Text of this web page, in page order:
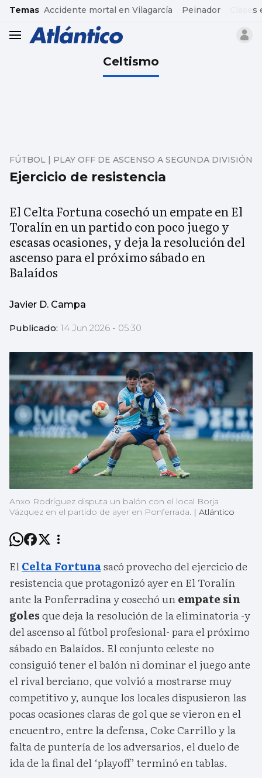
common.go-to-content
Temas Accidente mortal en Vilagarcía Peinador
header.menu.open
Celtismo
Ejercicio de resistencia
FÚTBOL | PLAY OFF DE ASCENSO A SEGUNDA DIVISIÓN
El Celta Fortuna cosechó un empate en El
Toralín en un partido con poco juego y
escasas ocasiones, y deja la resolución del
ascenso para el próximo sábado en
Balaídos
Javier D. Campa
Publicado: 14 Jun 2026 - 05:30
Anxo Rodríguez disputa un balón con el local Borja
Vázquez en el partido de ayer en Ponferrada. | Atlántico
ElCelta Fortunasacó provecho del ejercicio de
resistencia que protagonizó ayer en El Toralín
ante la Ponferradina y cosechó unempate sin
golesque deja la resolución de la eliminatoria -y
del ascenso al fútbol profesional- para el próximo
sábado en Balaídos. El conjunto celeste no
consiguió tener el balón ni dominar el juego ante
el rival berciano, que volvió a mostrarse muy
competitivo y, aunque los locales dispusieron las
pocas ocasiones claras de gol que se vieron en el
encuentro, entre la defensa, Coke Carrillo y la
falta de puntería de los adversarios, el duelo de
ida de la final del ‘playoff’ terminó en tablas.